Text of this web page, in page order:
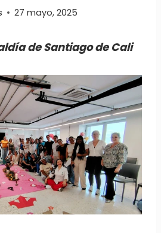
27 mayo, 2025
de Santiago de Cali